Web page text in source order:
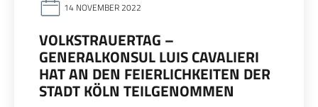
14 NOVEMBER 2022
VOLKSTRAUERTAG –
GENERALKONSUL LUIS CAVALIERI
HAT AN DEN FEIERLICHKEITEN DER
STADT KÖLN TEILGENOMMEN